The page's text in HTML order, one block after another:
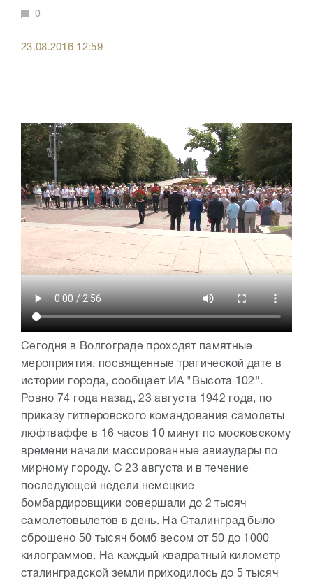
0
23.08.2016 12:59
Сегодня в Волгограде проходят памятные
мероприятия, посвященные трагической дате в
истории города, сообщает ИА "Высота 102".
Ровно 74 года назад, 23 августа 1942 года, по
приказу гитлеровского командования самолеты
люфтваффе в 16 часов 10 минут по московскому
времени начали массированные авиаудары по
мирному городу. С 23 августа и в течение
последующей недели немецкие
бомбардировщики совершали до 2 тысяч
самолетовылетов в день. На Сталинград было
сброшено 50 тысяч бомб весом от 50 до 1000
килограммов. На каждый квадратный километр
сталинградской земли приходилось до 5 тысяч